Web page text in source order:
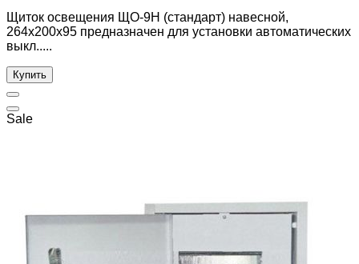
Щиток освещения ЩО-9Н (стандарт) навесной,
264x200x95 предназначен для установки автоматических
выкл.....
Купить
Sale